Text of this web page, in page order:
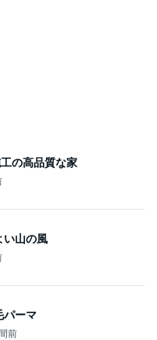
の高品質な家
い山の風
パーマ
前